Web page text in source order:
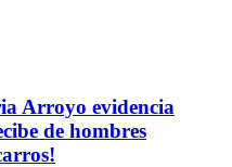
Arroyo evidencia
de hombres